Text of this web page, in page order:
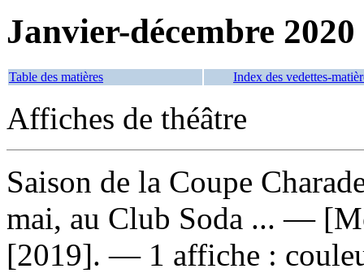
Janvier-décembre 2020
Table des matières Index des vedettes-
Affiches de théâtre
Saison de la Coupe
mai, au Club Soda ... —
[2019]. — 1 affiche :